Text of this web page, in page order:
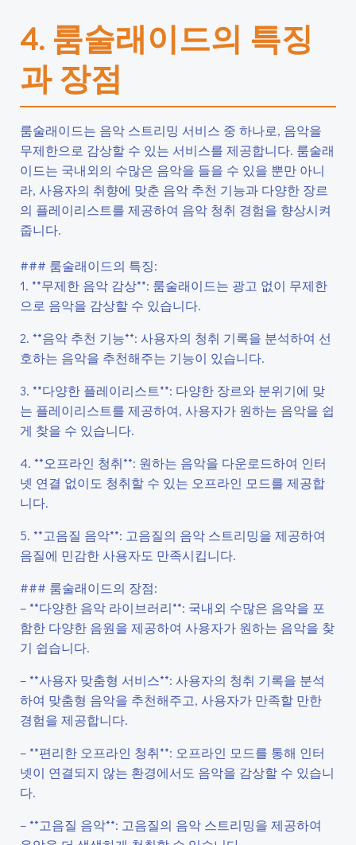
4. 룸술래이드의 특징
과 장점
룸술래이드는 음악 스트리밍 서비스 중 하나로, 음악을
무제한으로 감상할 수 있는 서비스를 제공합니다. 룸술래
이드는 국내외의 수많은 음악을 들을 수 있을 뿐만 아니
라, 사용자의 취향에 맞춘 음악 추천 기능과 다양한 장르
의 플레이리스트를 제공하여 음악 청취 경험을 향상시켜
줍니다.
### 룸술래이드의 특징:
1. **무제한 음악 감상**: 룸술래이드는 광고 없이 무제한
으로 음악을 감상할 수 있습니다.
2. **음악 추천 기능**: 사용자의 청취 기록을 분석하여 선
호하는 음악을 추천해주는 기능이 있습니다.
3. **다양한 플레이리스트**: 다양한 장르와 분위기에 맞
는 플레이리스트를 제공하여, 사용자가 원하는 음악을 쉽
게 찾을 수 있습니다.
4. **오프라인 청취**: 원하는 음악을 다운로드하여 인터
넷 연결 없이도 청취할 수 있는 오프라인 모드를 제공합
니다.
5. **고음질 음악**: 고음질의 음악 스트리밍을 제공하여
음질에 민감한 사용자도 만족시킵니다.
### 룸술래이드의 장점:
– **다양한 음악 라이브러리**: 국내외 수많은 음악을 포
함한 다양한 음원을 제공하여 사용자가 원하는 음악을 찾
기 쉽습니다.
– **사용자 맞춤형 서비스**: 사용자의 청취 기록을 분석
하여 맞춤형 음악을 추천해주고, 사용자가 만족할 만한
경험을 제공합니다.
– **편리한 오프라인 청취**: 오프라인 모드를 통해 인터
넷이 연결되지 않는 환경에서도 음악을 감상할 수 있습니
다.
– **고음질 음악**: 고음질의 음악 스트리밍을 제공하여